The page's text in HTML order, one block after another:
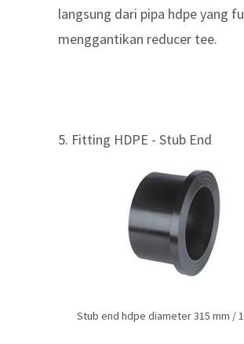
langsung dari pipa hdpe yang
menggantikan reducer tee.
5. Fitting HDPE - Stub End
Stub end hdpe diameter 315 mm /